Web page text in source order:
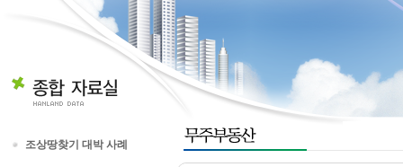
조상땅찾기 대박 사례